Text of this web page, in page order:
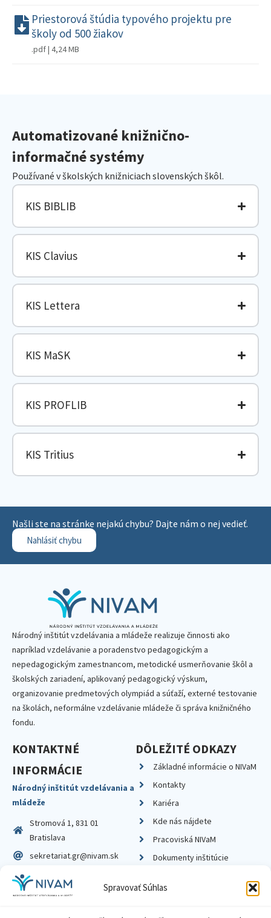
Spravovať Súhlas
Priestorová štúdia typového projektu pre
školy od 500 žiakov
.pdf | 4,24 MB
Automatizované knižnično-
informačné systémy
Používané v školských knižniciach slovenských škôl.
KIS BIBLIB
KIS Clavius
KIS Lettera
KIS MaSK
KIS PROFLIB
KIS Tritius
Našli ste na stránke nejakú chybu? Dajte nám o nej vedieť.
Nahlásiť chybu
Národný inštitút vzdelávania a mládeže realizuje činnosti ako
napríklad vzdelávanie a poradenstvo pedagogickým a
nepedagogickým zamestnancom, metodické usmerňovanie škôl a
školských zariadení, aplikovaný pedagogický výskum,
organizovanie predmetových olympiád a súťaží, externé testovanie
na školách, neformálne vzdelávanie mládeže či správa knižničného
fondu.
KONTAKTNÉ
INFORMÁCIE
Národný inštitút vzdelávania a
mládeže
Stromová 1, 831 01
Bratislava
sekretariat.gr@nivam.sk
IČO: 00164348
DIČ: 2020798714
DÔLEŽITÉ ODKAZY
Základné informácie o NIVaM
Kontakty
Kariéra
Kde nás nájdete
Pracoviská NIVaM
Dokumenty inštitúcie